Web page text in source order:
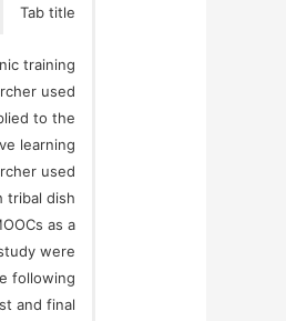
Tab title
training
used
to the
learning
used
tribal dish
as a
were
following
and final